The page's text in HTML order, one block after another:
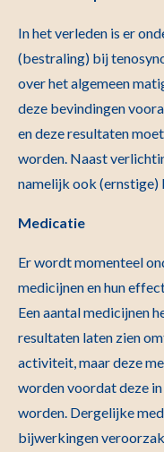
In het verleden is er
(bestraling) bij
over het algemeen
deze bevindingen
en deze resultaten
worden. Naast
namelijk ook (ernstige)
Medicatie
Er wordt momenteel
medicijnen en hun
Een aantal medicijnen
resultaten laten zien
activiteit, maar deze
worden voordat deze
worden. Dergelijke
bijwerkingen